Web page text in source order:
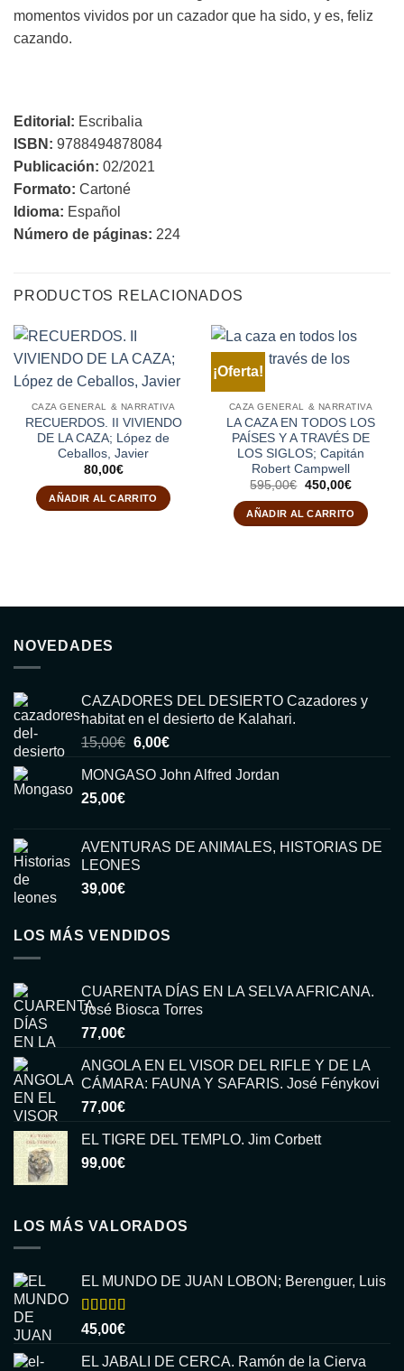
momentos vividos por un cazador que ha sido, y es, feliz
cazando.
Editorial: Escribalia
ISBN: 9788494878084
Publicación: 02/2021
Formato: Cartoné
Idioma: Español
Número de páginas: 224
PRODUCTOS RELACIONADOS
CAZA GENERAL & NARRATIVA
RECUERDOS. II VIVIENDO
DE LA CAZA; López de
Ceballos, Javier
80,00€
AÑADIR AL CARRITO
¡Oferta!
CAZA GENERAL & NARRATIVA
LA CAZA EN TODOS LOS
PAÍSES Y A TRAVÉS DE
LOS SIGLOS; Capitán
Robert Campwell
595,00€ El
original
era:
450,00€El
actual
es:
AÑADIR AL CARRITO
NOVEDADES
CAZADORES DEL DESIERTO Cazadores y
habitat en el desierto de Kalahari.
15,00€ El
original
6,00€El
actual
MONGASO John Alfred Jordan
25,00€
AVENTURAS DE ANIMALES, HISTORIAS DE
LEONES
39,00€
LOS MÁS VENDIDOS
CUARENTA DÍAS EN LA SELVA AFRICANA.
José Biosca Torres
77,00€
ANGOLA EN EL VISOR DEL RIFLE Y DE LA
CÁMARA: FAUNA Y SAFARIS. José Fénykovi
77,00€
EL TIGRE DEL TEMPLO. Jim Corbett
99,00€
LOS MÁS VALORADOS
EL MUNDO DE JUAN LOBON; Berenguer, Luis
Valorado
con
5
45,00€
EL JABALI DE CERCA. Ramón de la Cierva